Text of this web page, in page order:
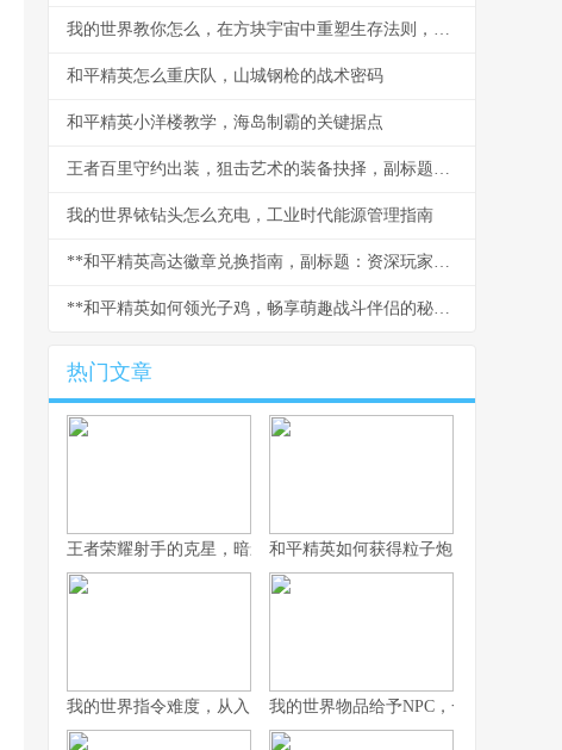
我的世界教你怎么，在方块宇宙中重塑生存法则，副标题，从萌新到创世神的思维蜕变
和平精英怎么重庆队，山城钢枪的战术密码
和平精英小洋楼教学，海岛制霸的关键据点
王者百里守约出装，狙击艺术的装备抉择，副标题，穿透与暴击的致命交响
我的世界铱钻头怎么充电，工业时代能源管理指南
**和平精英高达徽章兑换指南，副标题：资深玩家的高效收集与使用策略**
**和平精英如何领光子鸡，畅享萌趣战斗伴侣的秘诀**
热门文章
王者荣耀射手的克星，暗影中的致命猎手副标题，那些让射手颤抖
和平精英如何获得粒子炮，火力升级的
我的世界指令难度，从入门到精通的奇妙旅程，副标题，探索代码
我的世界物品给予NPC，一场虚拟与情